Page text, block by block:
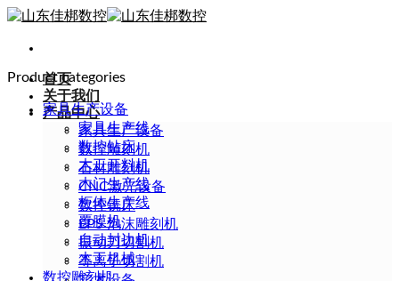
Skip
content
首页
关于我们
产品中心
家具生产设备
数控雕刻机
石材雕刻机
CNC激光设备
数控铣床
EPS 泡沫雕刻机
振动刀切割机
等离子切割机
Product categories
家具生产设备
家具生产线
数控钻床
木工开料机
木门生产线
柜体生产线
覆膜机
自动封边机
木工机械
数控雕刻机